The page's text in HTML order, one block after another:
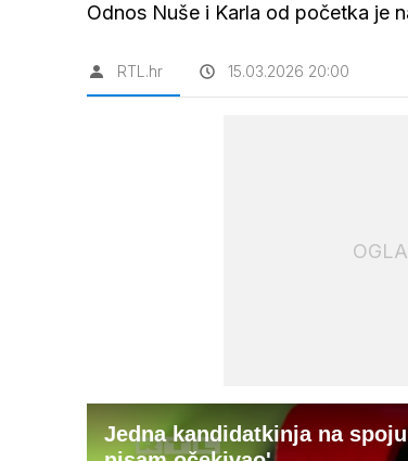
Odnos Nuše i Karla od početka je
RTL.hr 15.03.2026 20:00
Jedna kandidatkinja na